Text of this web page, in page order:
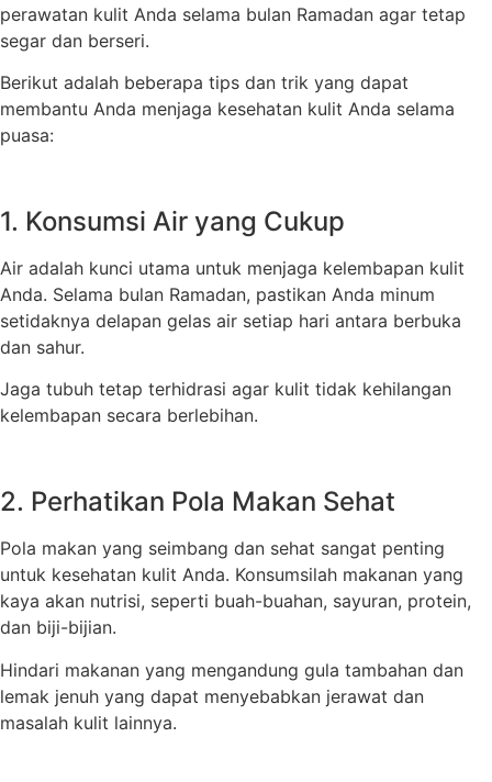
perawatan kulit Anda selama bulan Ramadan agar tetap
segar dan berseri.
Berikut adalah beberapa tips dan trik yang dapat
membantu Anda menjaga kesehatan kulit Anda selama
puasa:
1. Konsumsi Air yang Cukup
Air adalah kunci utama untuk menjaga kelembapan kulit
Anda. Selama bulan Ramadan, pastikan Anda minum
setidaknya delapan gelas air setiap hari antara berbuka
dan sahur.
Jaga tubuh tetap terhidrasi agar kulit tidak kehilangan
kelembapan secara berlebihan.
2. Perhatikan Pola Makan Sehat
Pola makan yang seimbang dan sehat sangat penting
untuk kesehatan kulit Anda. Konsumsilah makanan yang
kaya akan nutrisi, seperti buah-buahan, sayuran, protein,
dan biji-bijian.
Hindari makanan yang mengandung gula tambahan dan
lemak jenuh yang dapat menyebabkan jerawat dan
masalah kulit lainnya.